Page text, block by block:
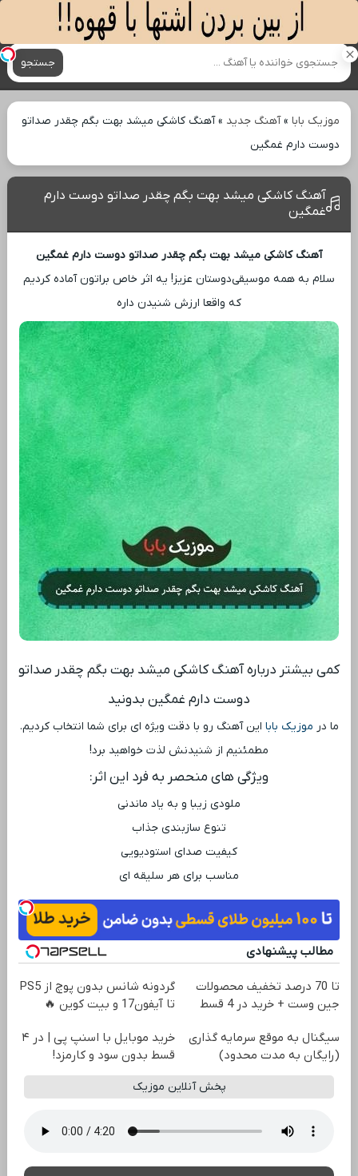
آهنگ های جدید
جستجو
موزیک بابا»آهنگ جدید »آهنگ کاشکی میشد بهت بگم چقدر صداتو
دوست دارم غمگین
آهنگ کاشکی میشد بهت بگم چقدر صداتو دوست دارم
غمگین
آهنگ کاشکی میشد بهت بگم چقدر صداتو دوست دارم غمگین
سلام به همه موسیقی‌دوستان عزیز! یه اثر خاص براتون آماده کردیم
که واقعا ارزش شنیدن داره
کمی بیشتر درباره آهنگ کاشکی میشد بهت بگم چقدر صداتو
دوست دارم غمگین بدونید
ما در موزیک بابا این آهنگ رو با دقت ویژه ‌ای برای شما انتخاب کردیم.
مطمئنیم از شنیدنش لذت خواهید برد!
ویژگی ‌های منحصر به فرد این اثر:
ملودی زیبا و به یاد ماندنی
تنوع سازبندی جذاب
کیفیت صدای استودیویی
مناسب برای هر سلیقه ‌ای
مطالب پیشنهادی
تا 70 درصد تخفیف محصولات
جین وست + خرید در 4 قسط
گردونه شانس بدون پوچ از PS5
تا آیفون17 و بیت کوین 🔥
سیگنال به موقع سرمایه گذاری
(رایگان به مدت محدود)
خرید موبایل با اسنپ پی | در ۴
قسط بدون سود و کارمزد!
پخش آنلاین موزیک